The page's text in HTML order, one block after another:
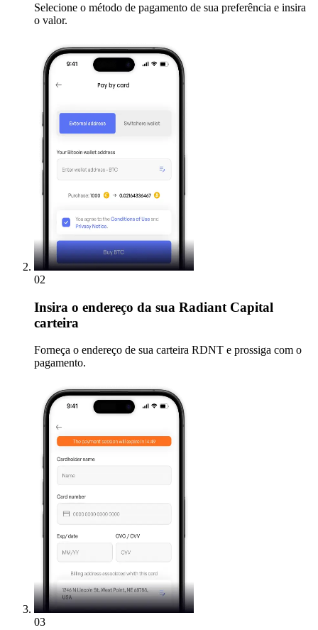
Selecione o método de pagamento de sua preferência e insira
o valor.
02
Insira o endereço da sua Radiant Capital
carteira
Forneça o endereço de sua carteira RDNT e prossiga com o
pagamento.
03